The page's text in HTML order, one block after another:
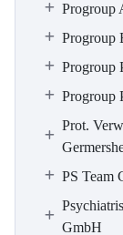
Progroup
Progroup
Progroup
Progroup
Prot.
PS Team
GmbH